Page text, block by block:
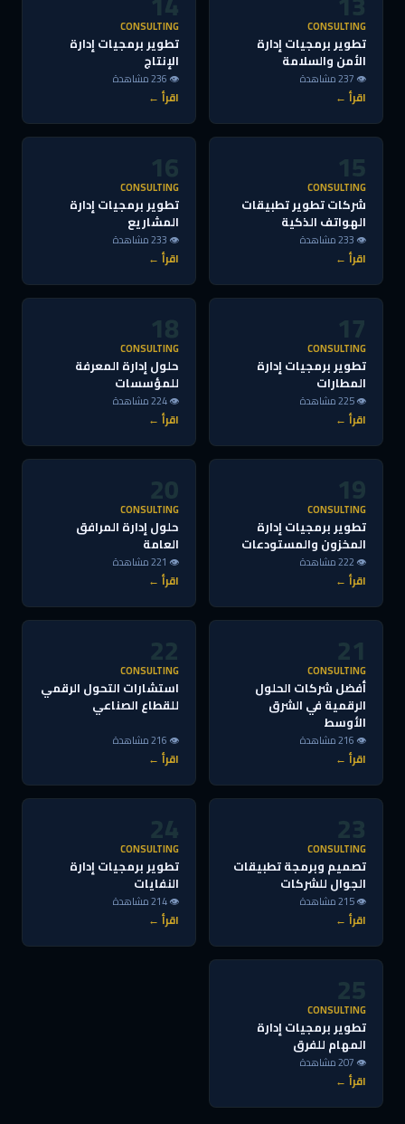
CONSULTING
تطوير برمجيات إدارة
الأمن والسلامة
👁 237 مشاهدة
اقرأ ←
CONSULTING
تطوير برمجيات إدارة
الإنتاج
👁 236 مشاهدة
اقرأ ←
15
CONSULTING
شركات تطوير تطبيقات
الهواتف الذكية
👁 233 مشاهدة
اقرأ ←
16
CONSULTING
تطوير برمجيات إدارة
المشاريع
👁 233 مشاهدة
اقرأ ←
17
CONSULTING
تطوير برمجيات إدارة
المطارات
👁 225 مشاهدة
اقرأ ←
18
CONSULTING
حلول إدارة المعرفة
للمؤسسات
👁 224 مشاهدة
اقرأ ←
19
CONSULTING
تطوير برمجيات إدارة
المخزون والمستودعات
👁 222 مشاهدة
اقرأ ←
20
CONSULTING
حلول إدارة المرافق
العامة
👁 221 مشاهدة
اقرأ ←
21
CONSULTING
أفضل شركات الحلول
الرقمية في الشرق
الأوسط
👁 216 مشاهدة
اقرأ ←
22
CONSULTING
استشارات التحول الرقمي
للقطاع الصناعي
👁 216 مشاهدة
اقرأ ←
23
CONSULTING
تصميم وبرمجة تطبيقات
الجوال للشركات
👁 215 مشاهدة
اقرأ ←
24
CONSULTING
تطوير برمجيات إدارة
النفايات
👁 214 مشاهدة
اقرأ ←
25
CONSULTING
تطوير برمجيات إدارة
المهام للفرق
👁 207 مشاهدة
اقرأ ←